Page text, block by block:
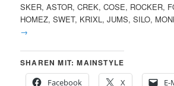
SKER, ASTOR, CREK, COSE, ROCKER,
HOMEZ, SWET, KRIXL, JUMS, SILO,
→
SHAREN MIT: MAINSTYLE
Facebook
X E-